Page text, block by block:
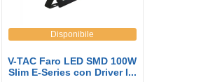
Disponibile
V-TAC Faro LED SMD 100W
Slim E-Series con Driver I...